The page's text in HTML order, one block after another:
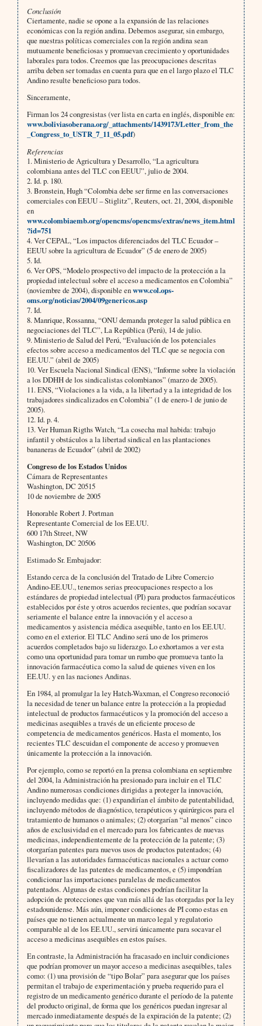
Conclusión
Ciertamente, nadie se opone a la expansión de las relaciones
económicas con la región andina. Debemos asegurar, sin embargo,
que nuestras políticas comerciales con la región andina sean
mutuamente beneficiosas y promuevan crecimiento y oportunidades
laborales para todos. Creemos que las preocupaciones descritas
arriba deben ser tomadas en cuenta para que en el largo plazo el TLC
Andino resulte beneficioso para todos.
Sinceramente,
Firman los 24 congresistas (ver lista en carta en inglés, disponible en:
www.boliviasoberana.org/_attachments/1439173/Letter_from_the
_Congress_to_USTR_7_11_05.pdf)
Referencias
1. Ministerio de Agricultura y Desarrollo, “La agricultura
colombiana antes del TLC con EEUU”, julio de 2004.
2. Id. p. 180.
3. Bronstein, Hugh “Colombia debe ser firme en las conversaciones
comerciales con EEUU – Stiglitz”, Reuters, oct. 21, 2004, disponible
en
www.colombiaemb.org/opencms/opencms/extras/news_item.html
?id=751
4. Ver CEPAL, “Los impactos diferenciados del TLC Ecuador –
EEUU sobre la agricultura de Ecuador” (5 de enero de 2005)
5. Id.
6. Ver OPS, “Modelo prospectivo del impacto de la protección a la
propiedad intelectual sobre el acceso a medicamentos en Colombia”
(noviembre de 2004), disponible enwww.col.ops-
oms.org/noticias/2004/09genericos.asp
7. Id.
8. Manrique, Rossanna, “ONU demanda proteger la salud pública en
negociaciones del TLC”, La República (Perú), 14 de julio.
9. Ministerio de Salud del Perú, “Evaluación de los potenciales
efectos sobre acceso a medicamentos del TLC que se negocia con
EE.UU.” (abril de 2005)
10. Ver Escuela Nacional Sindical (ENS), “Informe sobre la violación
a los DDHH de los sindicalistas colombianos” (marzo de 2005).
11. ENS, “Violaciones a la vida, a la libertad y a la integridad de los
trabajadores sindicalizados en Colombia” (1 de enero-1 de junio de
2005).
12. Id. p. 4.
13. Ver Human Rigths Watch, “La cosecha mal habida: trabajo
infantil y obstáculos a la libertad sindical en las plantaciones
bananeras de Ecuador” (abril de 2002)
Congreso de los Estados Unidos
Cámara de Representantes
Washington, DC 20515
10 de noviembre de 2005
Honorable Robert J. Portman
Representante Comercial de los EE.UU.
600 17th Street, NW
Washington, DC 20506
Estimado Sr. Embajador:
Estando cerca de la conclusión del Tratado de Libre Comercio
Andino-EE.UU., tenemos serias preocupaciones respecto a los
estándares de propiedad intelectual (PI) para productos farmacéuticos
establecidos por éste y otros acuerdos recientes, que podrían socavar
seriamente el balance entre la innovación y el acceso a
medicamentos y asistencia médica asequible, tanto en los EE.UU.
como en el exterior. El TLC Andino será uno de los primeros
acuerdos completados bajo su liderazgo. Lo exhortamos a ver esta
como una oportunidad para tomar un rumbo que promueva tanto la
innovación farmacéutica como la salud de quienes viven en los
EE.UU. y en las naciones Andinas.
En 1984, al promulgar la ley Hatch-Waxman, el Congreso reconoció
la necesidad de tener un balance entre la protección a la propiedad
intelectual de productos farmacéuticos y la promoción del acceso a
medicinas asequibles a través de un eficiente proceso de
competencia de medicamentos genéricos. Hasta el momento, los
recientes TLC descuidan el componente de acceso y promueven
únicamente la protección a la innovación.
Por ejemplo, como se reportó en la prensa colombiana en septiembre
del 2004, la Administración ha presionado para incluir en el TLC
Andino numerosas condiciones dirigidas a proteger la innovación,
incluyendo medidas que: (1) expandirían el ámbito de patentabilidad,
incluyendo métodos de diagnóstico, terapéuticos y quirúrgicos para el
tratamiento de humanos o animales; (2) otorgarían “al menos” cinco
años de exclusividad en el mercado para los fabricantes de nuevas
medicinas, independientemente de la protección de la patente; (3)
otorgarían patentes para nuevos usos de productos patentados; (4)
llevarían a las autoridades farmacéuticas nacionales a actuar como
fiscalizadores de las patentes de medicamentos, e (5) impondrían
condicionar las importaciones paralelas de medicamentos
patentados. Algunas de estas condiciones podrían facilitar la
adopción de protecciones que van más allá de las otorgadas por la ley
estadounidense. Más aún, imponer condiciones de PI como estas en
países que no tienen actualmente un marco legal y regulatorio
comparable al de los EE.UU., servirá únicamente para socavar el
acceso a medicinas asequibles en estos países.
En contraste, la Administración ha fracasado en incluir condiciones
que podrían promover un mayor acceso a medicinas asequibles, tales
como: (1) una provisión de “tipo Bolar” para asegurar que los países
permitan el trabajo de experimentación y prueba requerido para el
registro de un medicamento genérico durante el período de la patente
del producto original, de forma que los genéricos puedan ingresar al
mercado inmediatamente después de la expiración de la patente; (2)